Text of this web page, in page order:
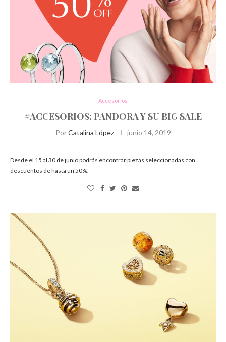
Accesorios
#ACCESORIOS: PANDORA Y SU BIG SALE
PorCatalina López junio 14, 2019
Desde el 15 al 30 de junio podrás encontrar piezas seleccionadas con
descuentos de hasta un 50%.